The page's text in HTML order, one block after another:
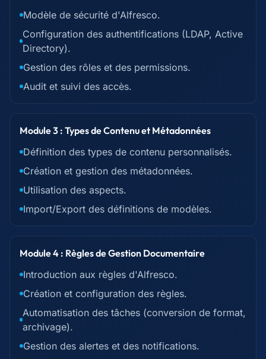
Modèle de sécurité d'Alfresco.
Configuration des authentifications (LDAP, Active
Directory).
Gestion des rôles et des permissions.
Audit et suivi des accès.
Module 3 : Types de Contenu et Métadonnées
Définition des types de contenu personnalisés.
Création et gestion des métadonnées.
Utilisation des aspects.
Import/Export des définitions de modèles.
Module 4 : Règles de Gestion Documentaire
Introduction aux règles d'Alfresco.
Création et configuration des règles.
Automatisation des tâches (conversion de format,
archivage).
Gestion des alertes et des notifications.